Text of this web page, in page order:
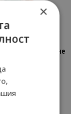
– Изживяване
градът на
×